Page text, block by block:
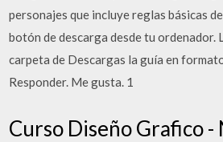
personajes que incluye reglas básicas
botón de descarga desde tu ordenador.
carpeta de Descargas la guía en
Responder. Me gusta. 1
Curso Diseño Grafico -